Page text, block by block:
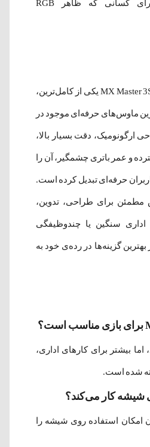
نبود نورپردازی برای کسانی که ظاهر RGB
ماوس بی‌سیم لاجیتک MX Master 3S یکی از کامل‌ترین،
ماوس‌های حرفه‌ای موجود در
ارگونومیک، دقت بسیار بالا،
و عمر باتری چشمگیر، آن را
حرفه‌ای تبدیل کرده است.
مطمئن برای طراحی، تدوین،
اداری سنگین یا چندوظیفگی
گزینه‌ها در رده‌ی خود به
اما بیشتر برای کارهای اداری،
شده است.
امکان استفاده روی شیشه را